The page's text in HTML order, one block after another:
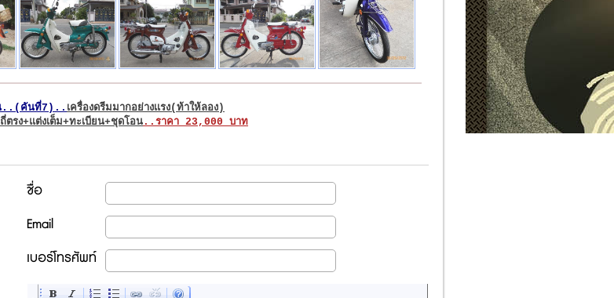
น..(คันที่7).. เครื่องดรีมมากอย่างเเรง(ท้าให้ลอง)
รง+แต่งเต็ม+ทะเบียน+ชุดโอน ..ราคา 23,000 บาท
ชื่อ
Email
เบอร์โทรศัพท์